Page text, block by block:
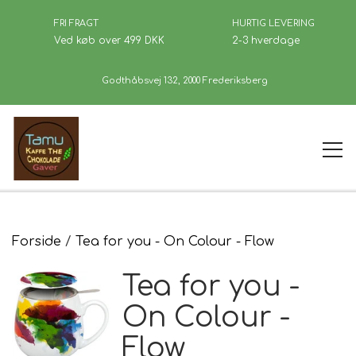
FRI FRAGT
Ved køb over 499 DKK
HURTIG LEVERING
2-3 hverdage
Godthåbsvej 132, 2000 Frederiksberg
Forside
Kaffe
Se Butikken
Forside Tea for you - On Colour - Flow
Tea for you -
On Colour -
Flow